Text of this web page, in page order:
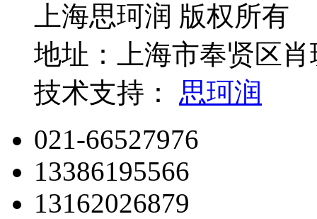
上海思珂润 版权所有
地址：上海市奉贤区肖
技术支持： 思珂润
021-66527976
13386195566
13162026879